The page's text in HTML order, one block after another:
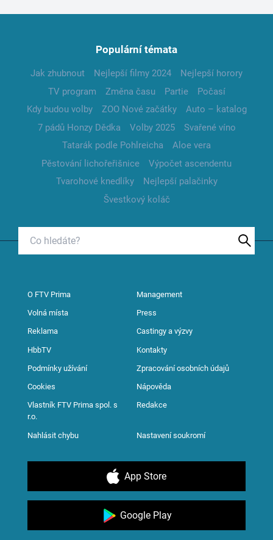
Populární témata
Jak zhubnout Nejlepší filmy 2024
Nejlepší horory
TV program
Změna času Partie
Počasí
Kdy budou volby
ZOO Nové začátky
Auto – katalog
7 pádů Honzy Dědka
Volby 2025
Svařené víno
Tatarák podle Pohlreicha
Aloe vera
Pěstování lichořeřišnice
Výpočet ascendentu
Tvarohové knedlíky
Nejlepší palačinky
Švestkový koláč
O FTV Prima Management
Volná místa Press
Reklama Castingy a výzvy
HbbTV Kontakty
Podmínky užívání Zpracování osobních údajů
Cookies Nápověda
Vlastník FTV Prima spol. s
r.o.
Redakce
Nahlásit chybu Nastavení soukromí
App Store
Google Play